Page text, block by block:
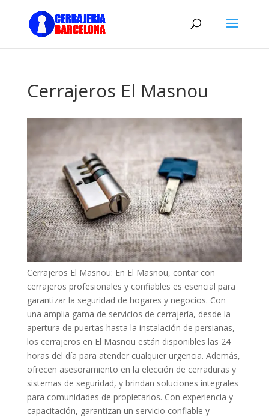
Cerrajeros El Masnou
Cerrajeros El Masnou: En El Masnou, contar con
cerrajeros profesionales y confiables es esencial para
garantizar la seguridad de hogares y negocios. Con
una amplia gama de servicios de cerrajería, desde la
apertura de puertas hasta la instalación de persianas,
los cerrajeros en El Masnou están disponibles las 24
horas del día para atender cualquier urgencia. Además,
ofrecen asesoramiento en la elección de cerraduras y
sistemas de seguridad, y brindan soluciones integrales
para comunidades de propietarios. Con experiencia y
capacitación, garantizan un servicio confiable y